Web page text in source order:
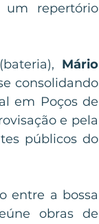
um repertório
(bateria), Mário
consolidando
em Poços de
e pela
públicos do
entre a bossa
obras de